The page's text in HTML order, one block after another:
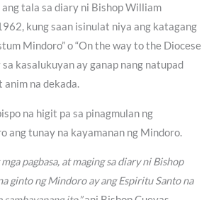
tala sa diary ni Bishop William
kung saan isinulat niya ang katagang
Mindoro” o “On the way to the Diocese
sa kasalukuyan ay ganap nang natupad
anim na dekada.
na higit pa sa pinagmulan ng
ang tunay na kayamanan ng Mindoro.
pagbasa, at maging sa diary ni Bishop
ginto ng Mindoro ay ang Espiritu Santo na